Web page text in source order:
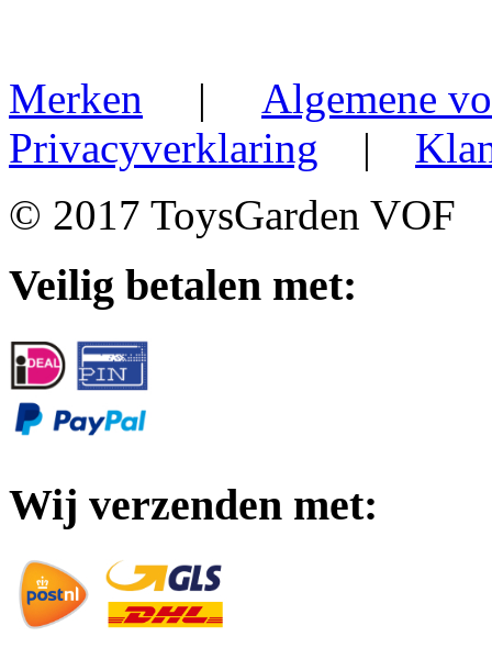
Merken | Algemene
Privacyverklaring |
© 2017 ToysGarden VOF
Veilig betalen met:
Wij verzenden met: